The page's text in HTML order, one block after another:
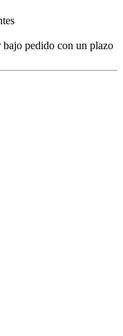
bajo pedido con un plazo